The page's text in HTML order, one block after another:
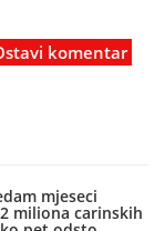
komentar
mjeseci
miliona carinskih